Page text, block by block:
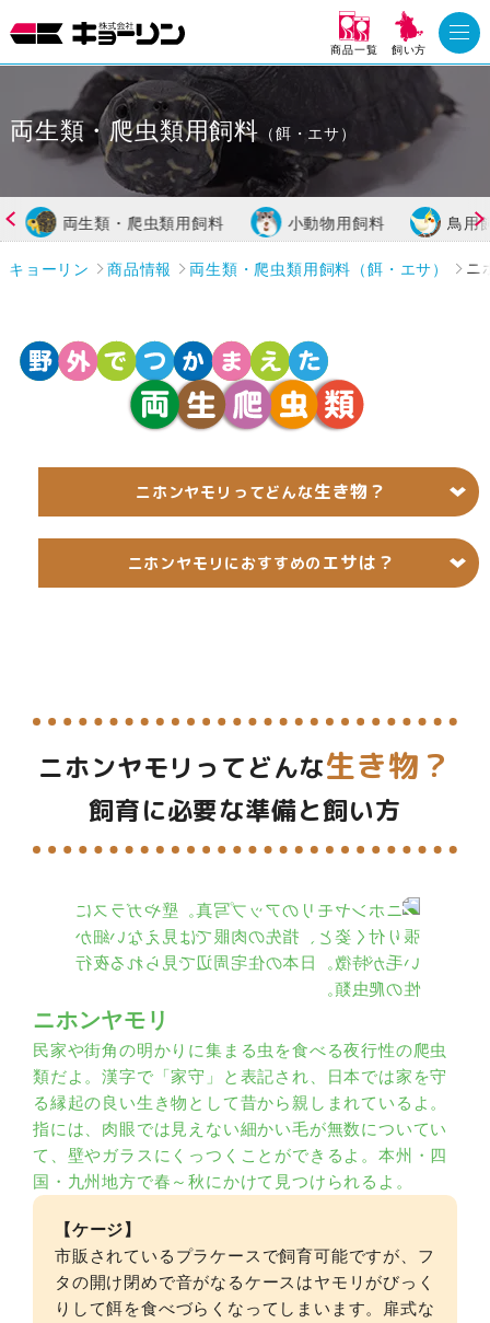
商品一覧 飼い方
両生類・爬虫類用飼料 （餌・エサ）
両生類・爬虫類用飼料 小動物用飼料 鳥用
キョーリン 商品情報 両生類・爬虫類用飼料（餌・エサ） ニ
ニホンヤモリってどんな生き物？
ニホンヤモリにおすすめの エサは？
ニホンヤモリってどんな生き物？
飼育に必要な準備と飼い方
ニホンヤモリ
民家や街角の明かりに集まる虫を食べる夜行性の爬虫
類だよ。漢字で「家守」と表記され、日本では家を守
る縁起の良い生き物として昔から親しまれているよ。
指には、肉眼では見えない細かい毛が無数についてい
て、壁やガラスにくっつくことができるよ。本州・四
国・九州地方で春～秋にかけて見つけられるよ。
【ケージ】
市販されているプラケースで飼育可能ですが、フ
タの開け閉めで音がなるケースはヤモリがびっく
りして餌を食べづらくなってしまいます。扉式な